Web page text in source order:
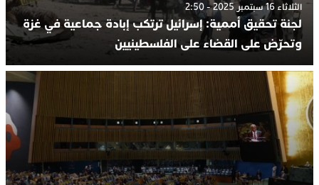
الثلاثاء 16 سبتمبر 2025 - 2:50
لجنة تحقيق أممية: إسرائيل ترتكب إبادة جماعية في غزة
وتحرّض على القضاء على الفلسطينيين